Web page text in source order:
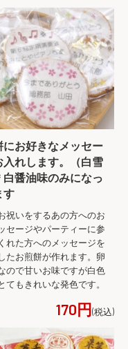
にお好きなメッセー
入れします。（白雪
白醤油味のみになっ
す
祝いをするあの方へのお
セージやパーティーに参
れた方へのメッセージを
たお煎餅が作れます。卵
ので甘いお味ですが白色
てもきれいな発色です。
170円(税込)